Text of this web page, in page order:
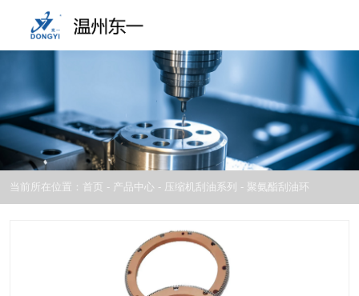
当前所在位置：首页 - 产品中心 - 压缩机刮油系列 - 聚氨酯刮油环